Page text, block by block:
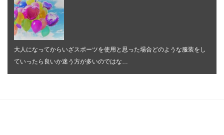
大人になってからいざスポーツを使用と思った場合どのような服装をし
ていったら良いか迷う方が多いのではな…